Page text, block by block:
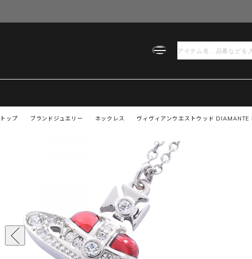
トップ ヴィヴィアンウエストウッド
ブランドジュエリー ネックレス